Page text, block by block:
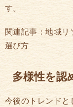
す。
関連記事：地域リ
選び方
多様性を認
今後のトレンドと